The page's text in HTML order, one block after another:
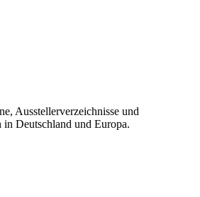
Ausstellerverzeichnisse und
Deutschland und Europa.